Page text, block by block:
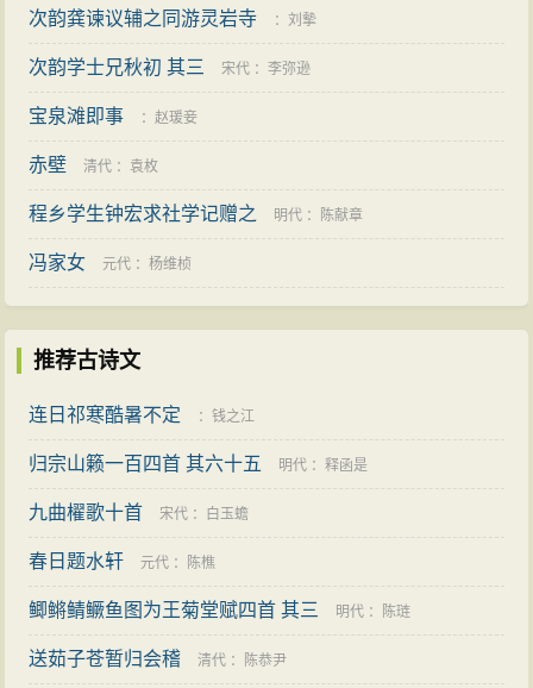
次韵龚谏议辅之同游灵岩寺 ：刘摰
次韵学士兄秋初 其三 宋代 ：李弥逊
宝泉滩即事 ：赵瑗妾
赤壁 清代 ： 袁枚
程乡学生钟宏求社学记赠之 明代 ： 陈献章
冯家女 元代 ：杨维桢
推荐古诗文
连日祁寒酷暑不定 ：钱之江
归宗山籁一百四首 其六十五 明代 ：释函是
九曲櫂歌十首 宋代 ： 白玉蟾
春日题水轩 元代 ： 陈樵
鲫鳉鲭鳜鱼图为王菊堂赋四首 其三 明代 ： 陈琏
送茹子苍暂归会稽 清代 ： 陈恭尹